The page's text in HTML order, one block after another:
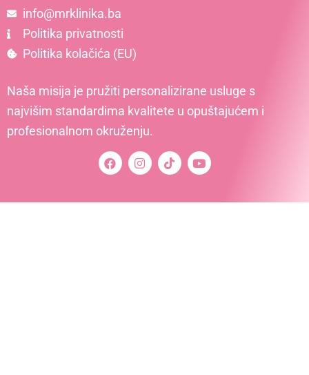
Naša misija je pružiti personalizirane usluge s
najvišim standardima kvalitete u opuštajućem i
profesionalnom okruženju.
info@mrklinika.ba
Politika privatnosti
Politika kolačića (EU)